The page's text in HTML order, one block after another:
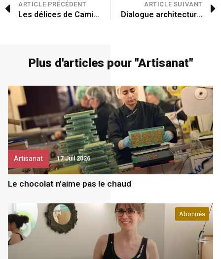
ARTICLE PRÉCÉDENT
Les délices de Camille et son père
ARTICLE SUIVANT
Dialogue architectural
Plus d'articles pour "Artisanat"
Artisanat 17 Juil 2026
Le chocolat n’aime pas le chaud
Abonnés